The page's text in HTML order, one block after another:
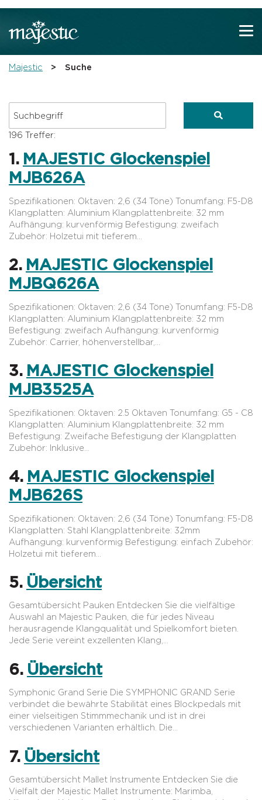
Diese Meldung nicht mehr anzeigen
Majestic Suche
196 Treffer:
1. MAJESTIC Glockenspiel
MJB626A
Spezifikationen: Oktaven: 2,6 (34 Töne) Tonumfang: F5-D8
Klangplatten: Aluminium Klangplattenbreite: 32 mm
Aufhängung: kurvenförmig Befestigung: zweifach
Zubehör: Holzetui mit tieferem…
2. MAJESTIC Glockenspiel
MJBQ626A
Spezifikationen: Oktaven: 2,6 (34 Töne) Tonumfang: F5-D8
Klangplatten: Aluminium Klangplattenbreite: 32 mm
Befestigung: zweifach Aufhängung: kurvenförmig
Zubehör: Carrier, höhenverstellbar,…
3. MAJESTIC Glockenspiel
MJB3525A
Spezifikationen: Oktaven: 2.5 Oktaven Tonumfang: G5 - C8
Klangplatten: Aluminium Klangplattenbreite: 32 mm
Befestigung: Zweifache Befestigung der Klangplatten
Zubehör: Inklusive…
4. MAJESTIC Glockenspiel
MJB626S
Spezifikationen: Oktaven: 2,6 (34 Töne) Tonumfang: F5-D8
Klangplatten: Stahl Klangplattenbreite: 32mm
Aufhängung: kurvenförmig Befestigung: einfach Zubehör:
Holzetui mit tieferem…
5. Übersicht
Gesamtübersicht Pauken Entdecken Sie die vielfältige
Auswahl an Majestic Pauken, die für jedes Niveau
herausragende Klangqualität und Spielkomfort bieten.
Jede Serie vereint exzellenten Klang,…
6. Übersicht
Symphonic Grand Serie Die SYMPHONIC GRAND Serie
verbindet die bewährte Stabilität eines Blockpedals mit
einer vielseitigen Stimmmechanik und ist in drei
verschiedenen Varianten erhältlich. Die…
7. Übersicht
Gesamtübersicht Mallet Instrumente Entdecken Sie die
Vielfalt der Majestic Mallet Instrumente: Marimba,